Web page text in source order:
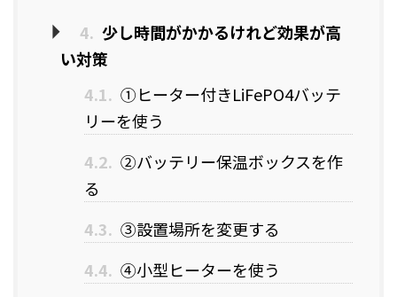
4. 少し時間がかかるけれど効果が高
い対策
4.1. ①ヒーター付きLiFePO4バッテ
リーを使う
4.2. ②バッテリー保温ボックスを作
る
4.3. ③設置場所を変更する
4.4. ④小型ヒーターを使う